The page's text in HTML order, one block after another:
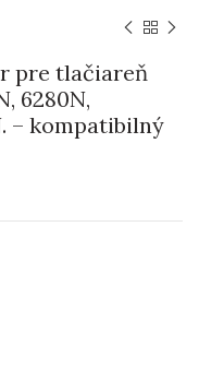
pre tlačiareň
6280N,
– kompatibilný